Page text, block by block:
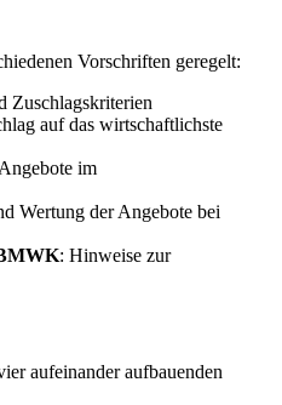
Vorschriften geregelt:
Zuschlagskriterien
auf das wirtschaftlichste
im
Wertung der Angebote bei
: Hinweise zur
aufeinander aufbauenden